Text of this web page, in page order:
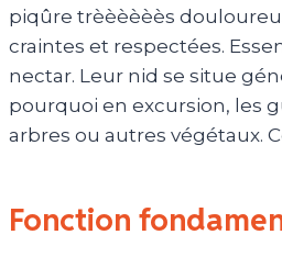
piqûre trèèèèèès
craintes et respectées.
nectar. Leur nid se situe
pourquoi en excursion, les
arbres ou autres végétaux.
Fonction